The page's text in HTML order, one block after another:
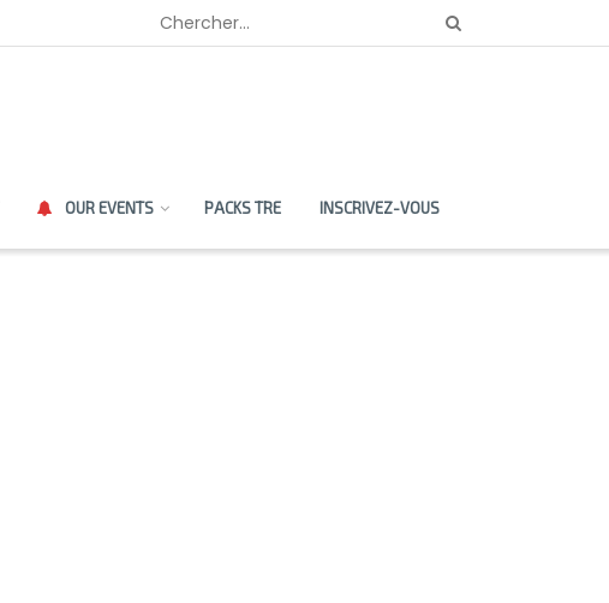
OUR EVENTS PACKS TRE INSCRIVEZ-VOUS